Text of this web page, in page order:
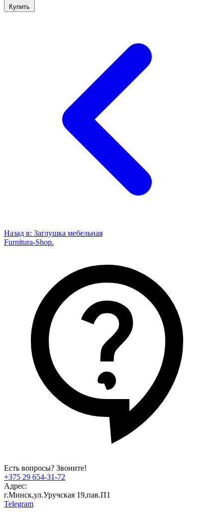
Купить
Назад в: Заглушка мебельная
Furnitura-Shop.
Есть вопросы? Звоните!
+375 29 654-31-72
Адрес:
г.Минск,ул.Уручская 19,пав.П1
Telegram